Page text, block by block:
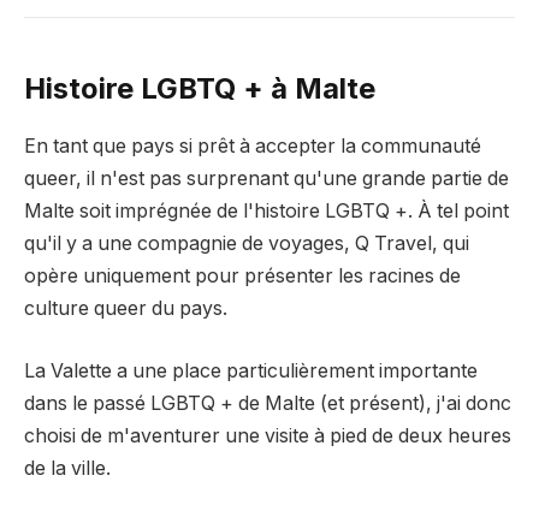
Histoire LGBTQ + à Malte
En tant que pays si prêt à accepter la communauté
queer, il n'est pas surprenant qu'une grande partie de
Malte soit imprégnée de l'histoire LGBTQ +. À tel point
qu'il y a une compagnie de voyages, Q Travel, qui
opère uniquement pour présenter les racines de
culture queer du pays.
La Valette a une place particulièrement importante
dans le passé LGBTQ + de Malte (et présent), j'ai donc
choisi de m'aventurer une visite à pied de deux heures
de la ville.